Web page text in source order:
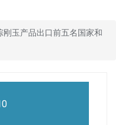
刚玉产品出口前五名国家和